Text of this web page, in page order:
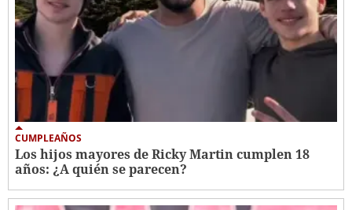
CUMPLEAÑOS
Los hijos mayores de Ricky Martin cumplen 18
años: ¿A quién se parecen?